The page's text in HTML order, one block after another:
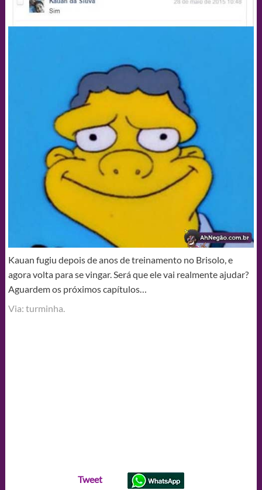
Kauan fugiu depois de anos de treinamento no Brisolo, e
agora volta para se vingar. Será que ele vai realmente ajudar?
Aguardem os próximos capítulos…
Via: turminha.
Tweet